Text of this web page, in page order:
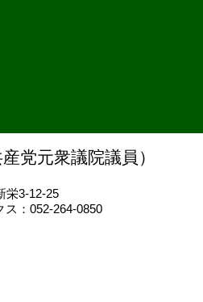
党元衆議院議員）
栄3-12-25
：052-264-0850